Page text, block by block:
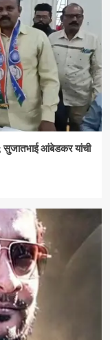
भव्य मेळावा ;
मृतदेह अखेर सापडला
‘कलातपस्वी’
विद्यार्थी
; सुजातभाई आंबेडकर यांची